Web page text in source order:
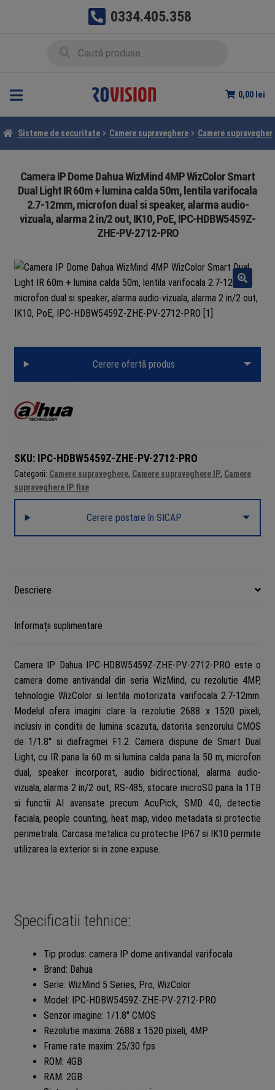
0334.405.358
0,00 lei
Sisteme de securitate Camere supraveghere Camere
Camera IP Dome Dahua WizMind 4MP WizColor Smart
Dual Light IR 60m + lumina calda 50m, lentila varifocala
2.7-12mm, microfon dual si speaker, alarma audio-
vizuala, alarma 2 in/2 out, IK10, PoE, IPC-HDBW5459Z-
ZHE-PV-2712-PRO
Cerere ofertă produs
SKU: IPC-HDBW5459Z-ZHE-PV-2712-PRO
Categorii: Camere supraveghere, Camere supraveghere IP, Camere
supraveghere IP fixe
Cerere postare în SICAP
Descriere
Informații suplimentare
Camera IP Dahua IPC-HDBW5459Z-ZHE-PV-2712-PRO este o
camera dome antivandal din seria WizMind, cu rezolutie 4MP,
tehnologie WizColor si lentila motorizata varifocala 2.7-12mm.
Modelul ofera imagini clare la rezolutie 2688 x 1520 pixeli,
inclusiv in conditii de lumina scazuta, datorita senzorului CMOS
de 1/1.8″ si diafragmei F1.2. Camera dispune de Smart Dual
Light, cu IR pana la 60 m si lumina calda pana la 50 m, microfon
dual, speaker incorporat, audio bidirectional, alarma audio-
vizuala, alarma 2 in/2 out, RS-485, stocare microSD pana la 1TB
si functii AI avansate precum AcuPick, SMD 4.0, detectie
faciala, people counting, heat map, video metadata si protectie
perimetrala. Carcasa metalica cu protectie IP67 si IK10 permite
utilizarea la exterior si in zone expuse.
Specificatii tehnice:
Tip produs: camera IP dome antivandal varifocala
Brand: Dahua
Serie: WizMind 5 Series, Pro, WizColor
Model: IPC-HDBW5459Z-ZHE-PV-2712-PRO
Senzor imagine: 1/1.8″ CMOS
Rezolutie maxima: 2688 x 1520 pixeli, 4MP
Frame rate maxim: 25/30 fps
ROM: 4GB
RAM: 2GB